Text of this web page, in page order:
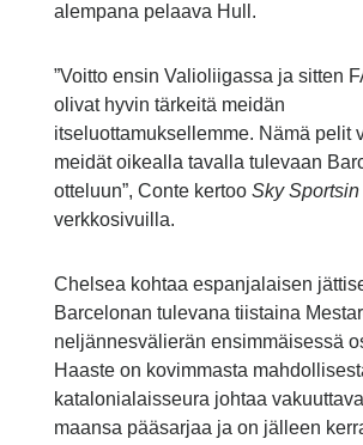
alempana pelaava Hull.
”Voitto ensin Valioliigassa ja sitten
olivat hyvin tärkeitä meidän
itseluottamuksellemme. Nämä pelit
meidät oikealla tavalla tulevaan
otteluun”, Conte kertoo Sky Sportsin
verkkosivuilla.
Chelsea kohtaa espanjalaisen
Barcelonan tulevana tiistaina
neljännesvälierän ensimmäisessä
Haaste on kovimmasta
katalonialaisseura johtaa
maansa pääsarjaa ja on jälleen